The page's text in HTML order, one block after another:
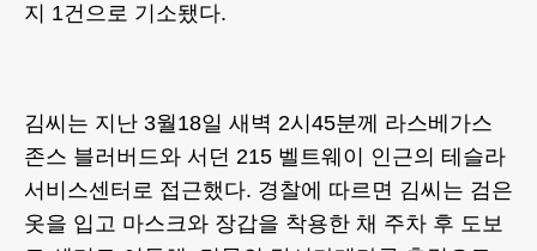
지 1건으로 기소됐다.
김씨는 지난 3월18일 새벽 2시45분께 라스베가스
존스 블러버드와 서던 215 벨트웨이 인근의 테슬라
서비스센터로 접근했다. 경찰에 따르면 김씨는 검은
옷을 입고 마스크와 장갑을 착용한 채 주차 후 도보